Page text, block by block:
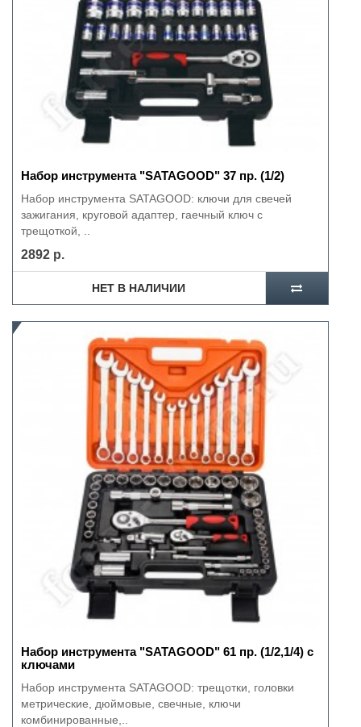
Набор инструмента "SATAGOOD" 37 пр. (1/2)
Набор инструмента SATAGOOD: ключи для свечей
зажигания, круговой адаптер, гаечный ключ с
трещоткой, ..
2892 р.
НЕТ В НАЛИЧИИ
Набор инструмента "SATAGOOD" 61 пр. (1/2,1/4) с
ключами
Набор инструмента SATAGOOD: трещотки, головки
метрические, дюймовые, свечные, ключи
комбинированные,..